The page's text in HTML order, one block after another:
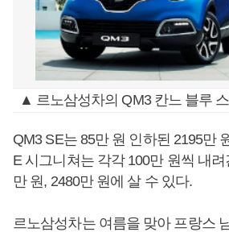
▲ 르노삼성차의 QM3 칸느 블루
QM3 SE는 85만 원 인하된 2195만
E 시그니쳐는 각각 100만 원씩 내려
만 원, 2480만 원에 살 수 있다.
르노삼성차는 여름을 맞아 프랑스